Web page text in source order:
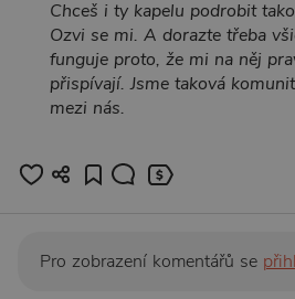
Chceš i ty kapelu podrobit
Ozvi se mi. A dorazte třeba
funguje proto, že mi na něj
přispívají. Jsme taková
mezi nás.
Pro zobrazení komentářů se